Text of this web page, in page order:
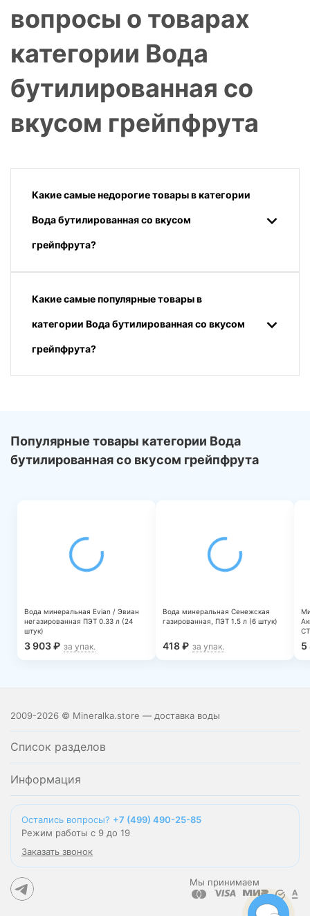
вопросы о товарах
категории Вода
бутилированная со
вкусом грейпфрута
Какие самые недорогие товары в категории
Вода бутилированная со вкусом
грейпфрута?
Какие самые популярные товары в
категории Вода бутилированная со вкусом
грейпфрута?
Популярные товары категории Вода
бутилированная со вкусом грейпфрута
Вода минеральная Evian / Эвиан
негазированная ПЭТ 0.33 л (24
штук)
3 903₽ за упак.
Вода минеральная Сенежская
газированная, ПЭТ 1.5 л (6 штук)
418₽ за упак. 5
2009-2026 © Mineralka.store — доставка воды
Список разделов
Информация
Остались вопросы? +7 (499) 490-25-85
Режим работы с 9 до 19
Заказать звонок
Мы принимаем